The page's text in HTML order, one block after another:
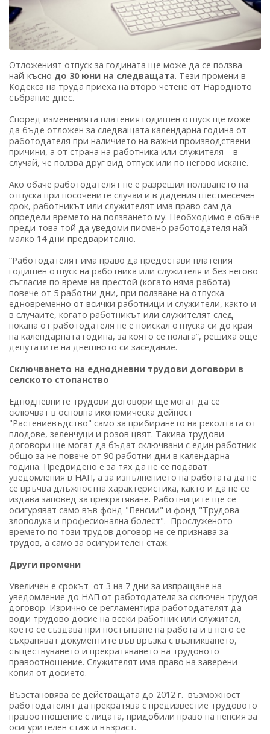
Отложеният отпуск за годината ще може да се ползва
най-късно до 30 юни на следващата. Тези промени в
Кодекса на труда приеха на второ четене от Народното
събрание днес.
Според измененията платения годишен отпуск ще може
да бъде отложен за следващата календарна година от
работодателя при наличието на важни производствени
причини, а от страна на работника или служителя – в
случай, че ползва друг вид отпуск или по негово искане.
Ако обаче работодателят не е разрешил ползването на
отпуска при посочените случаи и в дадения шестмесечен
срок, работникът или служителят има право сам да
определи времето на ползването му. Необходимо е обаче
преди това той да уведоми писмено работодателя най-
малко 14 дни предварително.
“Работодателят има право да предостави платения
годишен отпуск на работника или служителя и без негово
съгласие по време на престой (когато няма работа)
повече от 5 работни дни, при ползване на отпуска
едновременно от всички работници и служители, както и
в случаите, когато работникът или служителят след
покана от работодателя не е поискал отпуска си до края
на календарната година, за която се полага”, решиха още
депутатите на днешното си заседание.
Сключването на еднодневни трудови договори в
селското стопанство
Еднодневните трудови договори ще могат да се
сключват в основна икономическа дейност
"Растениевъдство" само за прибирането на реколтата от
плодове, зеленчуци и розов цвят. Такива трудови
договори ще могат да бъдат сключвани с един работник
общо за не повече от 90 работни дни в календарна
година. Предвидено е за тях да не се подават
уведомления в НАП, а за изпълнението на работата да не
се връчва длъжностна характеристика, както и да не се
издава заповед за прекратяване. Работниците ще се
осигуряват само във фонд "Пенсии" и фонд "Трудова
злополука и професионална болест". Прослуженото
времето по този трудов договор не се признава за
трудов, а само за осигурителен стаж.
Други промени
Увеличен е срокът от 3 на 7 дни за изпращане на
уведомление до НАП от работодателя за сключен трудов
договор. Изрично се регламентира работодателят да
води трудово досие на всеки работник или служител,
което се създава при постъпване на работа и в него се
съхраняват документите във връзка с възникването,
съществуването и прекратяването на трудовото
правоотношение. Служителят има право на заверени
копия от досието.
Възстановява се действащата до 2012 г. възможност
работодателят да прекратява с предизвестие трудовото
правоотношение с лицата, придобили право на пенсия за
осигурителен стаж и възраст.